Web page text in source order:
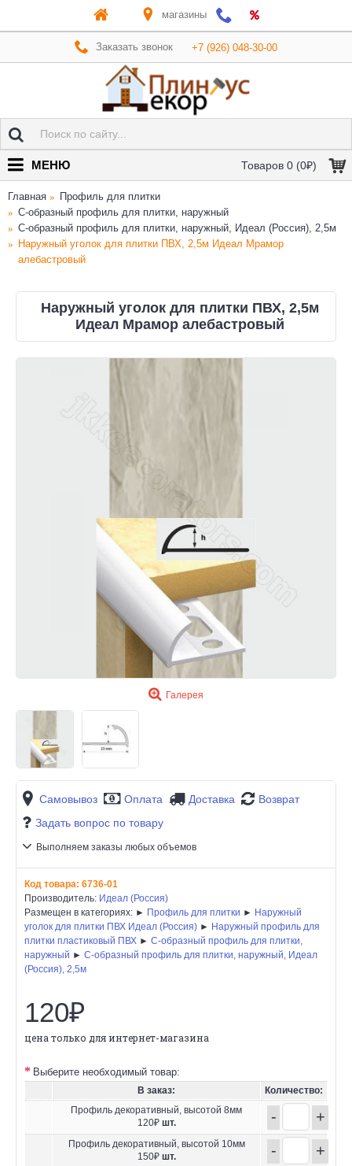
магазины
Заказать звонок +7 (926) 048-30-00
Товаров 0 (0₽)
МЕНЮ
Главная
Профиль для плитки
C-образный профиль для плитки, наружный
C-образный профиль для плитки, наружный, Идеал (Россия), 2,5м
Наружный уголок для плитки ПВХ, 2,5м Идеал Мрамор
алебастровый
Наружный уголок для плитки ПВХ, 2,5м
Идеал Мрамор алебастровый
Галерея
Самовывоз Оплата Доставка
Возврат
Задать вопрос по товару
Выполняем заказы любых объемов
Код товара: 6736-01
Производитель: Идеал (Россия)
Размещен в категориях: ► Профиль для плитки ► Наружный
уголок для плитки ПВХ Идеал (Россия) ► Наружный профиль для
плитки пластиковый ПВХ ► C-образный профиль для плитки,
наружный ► C-образный профиль для плитки, наружный, Идеал
(Россия), 2,5м
120₽
цена только для интернет-магазина
Выберите необходимый товар:
В заказ:
Количество:
Профиль декоративный, высотой 8мм
120₽ шт. - +
Профиль декоративный, высотой 10мм
150₽ шт. - +